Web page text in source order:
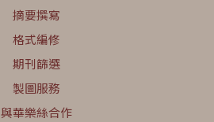
摘要撰寫
格式編修
期刊篩選
製圖服務
與華樂絲合作